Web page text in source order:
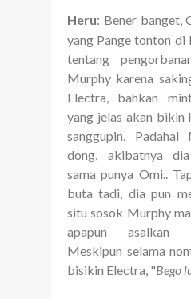
Heru: Bener banget,
yang Pange tonton di
tentang
Murphy karena
Electra, bahkan
yang jelas akan bikin
sanggupin.
dong, akibatnya
sama punya Omi..
buta tadi, dia pun
situ sosok Murphy
apapun asalkan
Meskipun selama
bisikin Electra, "Bego